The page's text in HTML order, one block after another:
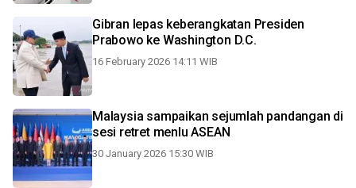
Gibran lepas keberangkatan Presiden
Prabowo ke Washington D.C.
16 February 2026 14:11 WIB
Malaysia sampaikan sejumlah pandangan di
sesi retret menlu ASEAN
30 January 2026 15:30 WIB